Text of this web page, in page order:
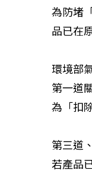
為防堵
品已在
環境部
第一道
為「扣
第三道
若產品